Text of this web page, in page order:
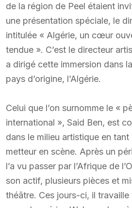
de la région de Peel étaient
une présentation spéciale, le
intitulée « Algérie, un cœur
tendue ». C’est le directeur
a dirigé cette immersion dans
pays d’origine, l’Algérie.
Celui que l’on surnomme le «
international », Said Ben, est
dans le milieu artistique en
metteur en scène. Après un
l’a vu passer par l’Afrique de
son actif, plusieurs pièces et
théâtre. Ces jours-ci, il